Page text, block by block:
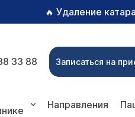
🔥 Удаление
33 88 Записаться на
Направления